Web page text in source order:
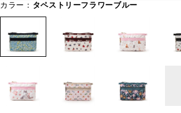
カラー： タペストリーフラワーブルー